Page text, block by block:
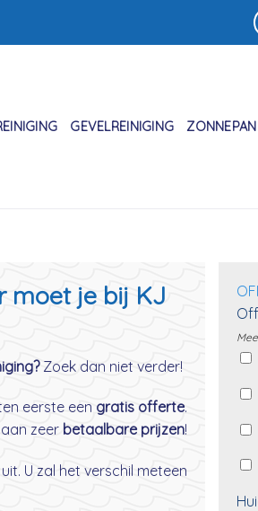
GEVELREINIGING
moet je bij KJ
Zoek dan niet verder!
eerste een gratis offerte.
zeer betaalbare prijzen!
U zal het verschil meteen